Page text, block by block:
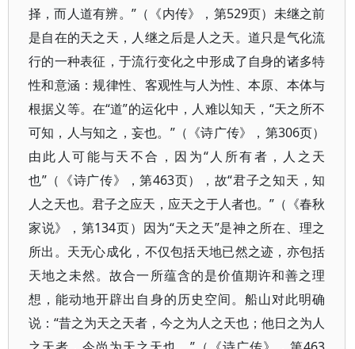
择，而人道有辨。”（《内传》，第529页）未继之前
是自在的天之天，人继之后是人之天。道只是气化流
行的一种表征，于流行变化之中形成了自身的诸多特
性和意涵：规律性、客观性与人为性、本原、本体与
根据义等。在“道”的运化中，人难以知天，“天之所不
可知，人与知之，妄也。”（《诗广传》，第306页）
由此人可能与天不合，因为“人所有者，人之天
也”（《诗广传》，第463页），故“君子之知天，知
人之天也。君子之应天，应天之于人者也。”（《春秋
家说》，第134页）因为“天之天”是神之所在、理之
所出。天无心成化，不仅包括天地已然之迹，亦包括
天地之未然。故合一所蕴含的是价值期许和善之理
想，能动地开辟出自身的历史空间。船山对此明确
说：“昔之为天之天者，今之为人之天也；他日之为人